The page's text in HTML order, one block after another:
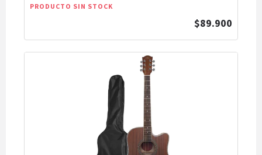
PRODUCTO SIN STOCK
$89.900